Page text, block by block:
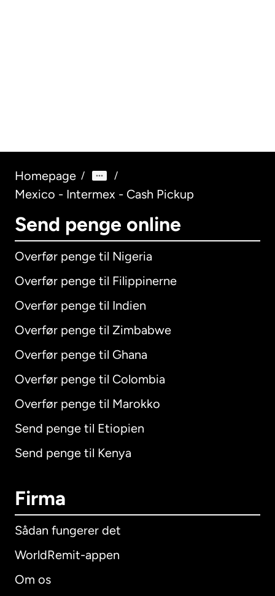
Homepage / /
Mexico - Intermex - Cash Pickup
Send penge online
Overfør penge til Nigeria
Overfør penge til Filippinerne
Overfør penge til Indien
Overfør penge til Zimbabwe
Overfør penge til Ghana
Overfør penge til Colombia
Overfør penge til Marokko
Send penge til Etiopien
Send penge til Kenya
Firma
Sådan fungerer det
WorldRemit-appen
Om os